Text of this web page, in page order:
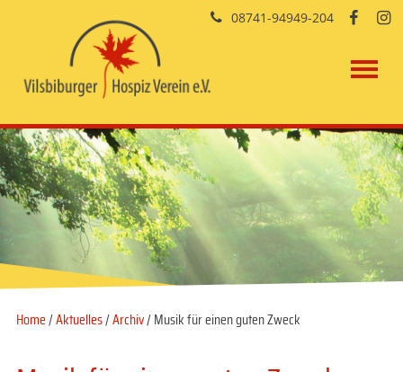
Home/Aktuelles/Archiv/ Musik für einen guten Zweck
08741-94949-204  